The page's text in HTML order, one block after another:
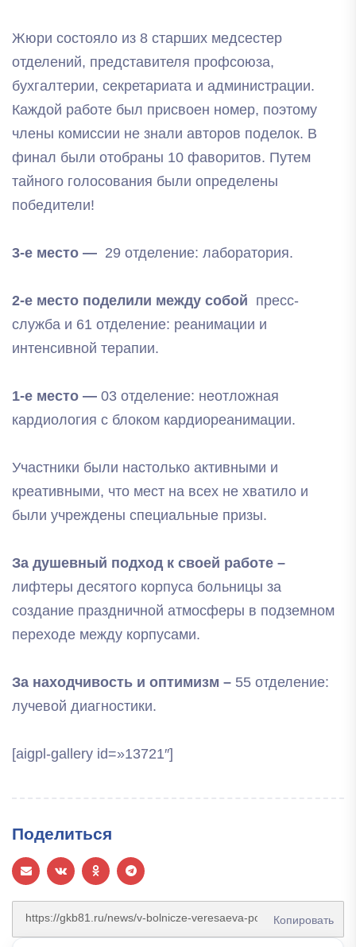
Жюри состояло из 8 старших медсестер
отделений, представителя профсоюза,
бухгалтерии, секретариата и администрации.
Каждой работе был присвоен номер, поэтому
члены комиссии не знали авторов поделок. В
финал были отобраны 10 фаворитов. Путем
тайного голосования были определены
победители!
3-е место — 29 отделение: лаборатория.
2-е место поделили между собой пресс-
служба и 61 отделение: реанимации и
интенсивной терапии.
1-е место — 03 отделение: неотложная
кардиология с блоком кардиореанимации.
Участники были настолько активными и
креативными, что мест на всех не хватило и
были учреждены специальные призы.
За душевный подход к своей работе –
лифтеры десятого корпуса больницы за
создание праздничной атмосферы в подземном
переходе между корпусами.
За находчивость и оптимизм – 55 отделение:
лучевой диагностики.
[aigpl-gallery id=»13721″]
Поделиться
Копировать